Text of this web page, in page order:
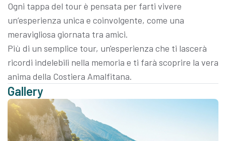
Ogni tappa del tour è pensata per farti vivere
un’esperienza unica e coinvolgente, come una
meravigliosa giornata tra amici.
Più di un semplice tour, un'esperienza che ti lascerà
ricordi indelebili nella memoria e ti farà scoprire la vera
anima della Costiera Amalfitana.
Gallery